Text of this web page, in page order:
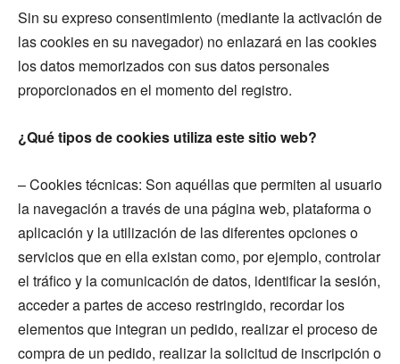
Sin su expreso consentimiento (mediante la activación de
las cookies en su navegador) no enlazará en las cookies
los datos memorizados con sus datos personales
proporcionados en el momento del registro.
¿Qué tipos de cookies utiliza este sitio web?
– Cookies técnicas: Son aquéllas que permiten al usuario
la navegación a través de una página web, plataforma o
aplicación y la utilización de las diferentes opciones o
servicios que en ella existan como, por ejemplo, controlar
el tráfico y la comunicación de datos, identificar la sesión,
acceder a partes de acceso restringido, recordar los
elementos que integran un pedido, realizar el proceso de
compra de un pedido, realizar la solicitud de inscripción o